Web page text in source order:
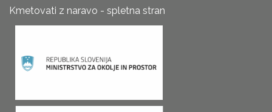
Kmetovati z naravo - spletna stran